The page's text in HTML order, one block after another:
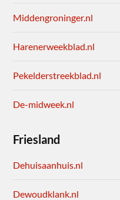
Middengroninger.nl
Harenerweekblad.nl
Pekelderstreekblad.nl
De-midweek.nl
Friesland
Dehuisaanhuis.nl
Dewoudklank.nl